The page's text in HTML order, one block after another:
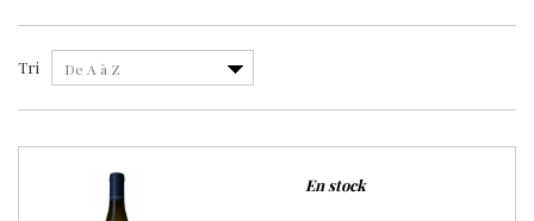
Tri De A à Z
En stock